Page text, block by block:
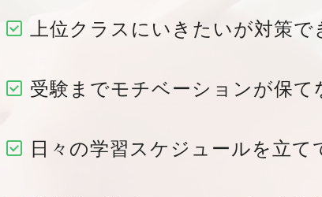
上位クラスにいきたいが対策で
受験までモチベーションが保て
日々の学習スケジュールを立て